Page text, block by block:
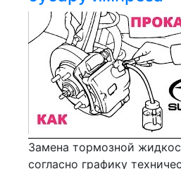
Замена тормозной
согласно графику